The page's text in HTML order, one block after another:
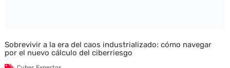
Sobrevivir a la era del caos industrializado: cómo navegar
por el nuevo cálculo del ciberriesgo